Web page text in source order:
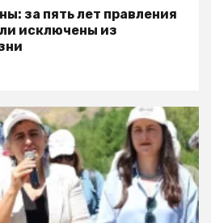
за пять лет правления
исключены из